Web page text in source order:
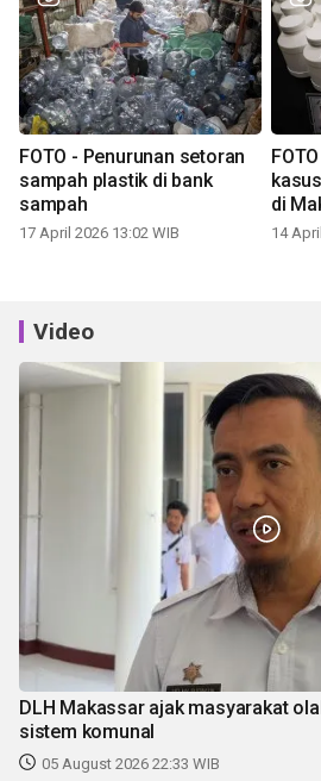
FOTO - Penurunan setoran
sampah plastik di bank
sampah
17 April 2026 13:02 WIB
di
14
Video
DLH Makassar ajak masyarakat
sistem komunal
05 August 2026 22:33 WIB